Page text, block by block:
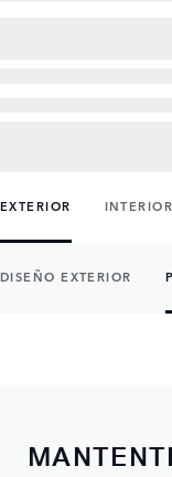
EXTERIOR INTERIOR
DISEÑO EXTERIOR